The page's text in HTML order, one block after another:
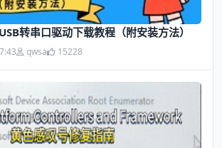
转串口驱动下载教程（附安装方法）
qwsa 15228